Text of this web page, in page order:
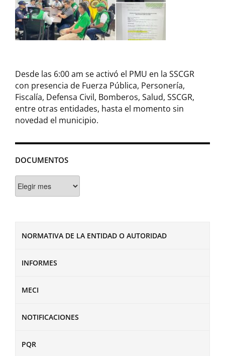
DOCUMENTOS
NORMATIVA DE LA ENTIDAD O AUTORIDAD
INFORMES
MECI
NOTIFICACIONES
PQR
Desde las 6:00 am se activó el PMU en la SSCGR
con presencia de Fuerza Pública, Personería,
Fiscalía, Defensa Civil, Bomberos, Salud, SSCGR,
entre otras entidades, hasta el momento sin
novedad el municipio.